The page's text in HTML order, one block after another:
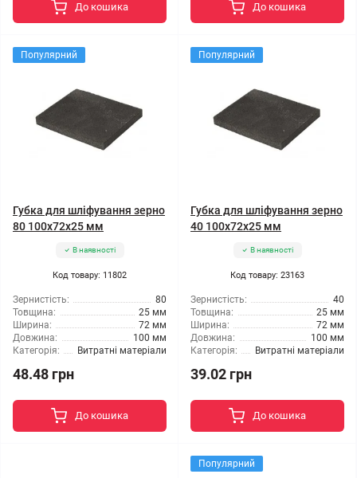
До кошика До кошика
Популярний
Губка для шліфування зерно
80 100x72x25 мм
В наявності
Код товару: 11802
Зернистість:
80
Товщина:
25 мм
Ширина:
72 мм
Довжина:
100 мм
Категорія:
Витратні матеріали
48.48 грн
До кошика
Популярний
Губка для шліфування зерно
40 100x72x25 мм
В наявності
Код товару: 23163
Зернистість:
40
Товщина:
25 мм
Ширина:
72 мм
Довжина:
100 мм
Категорія:
Витратні матеріали
39.02 грн
До кошика
Популярний